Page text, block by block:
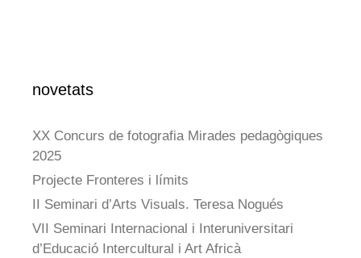
novetats
XX Concurs de fotografia Mirades pedagògiques
2025
Projecte Fronteres i límits
II Seminari d’Arts Visuals. Teresa Nogués
VII Seminari Internacional i Interuniversitari
d’Educació Intercultural i Art Africà